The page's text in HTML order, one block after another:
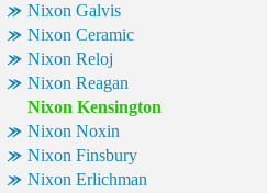
Nixon Galvis
Nixon Ceramic
Nixon Reloj
Nixon Reagan
Nixon Kensington
Nixon Noxin
Nixon Finsbury
Nixon Erlichman